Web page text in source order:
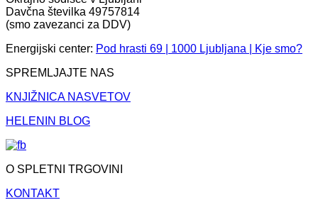
Davčna številka 49757814
(smo zavezanci za DDV)
Energijski center: Pod hrasti 69 | 1000 Ljubljana | Kje smo?
SPREMLJAJTE NAS
KNJIŽNICA NASVETOV
HELENIN BLOG
O SPLETNI TRGOVINI
KONTAKT